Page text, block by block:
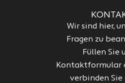
Wir sind hier,
Fragen zu
Füllen Sie
Kontaktformular
verbinden Sie